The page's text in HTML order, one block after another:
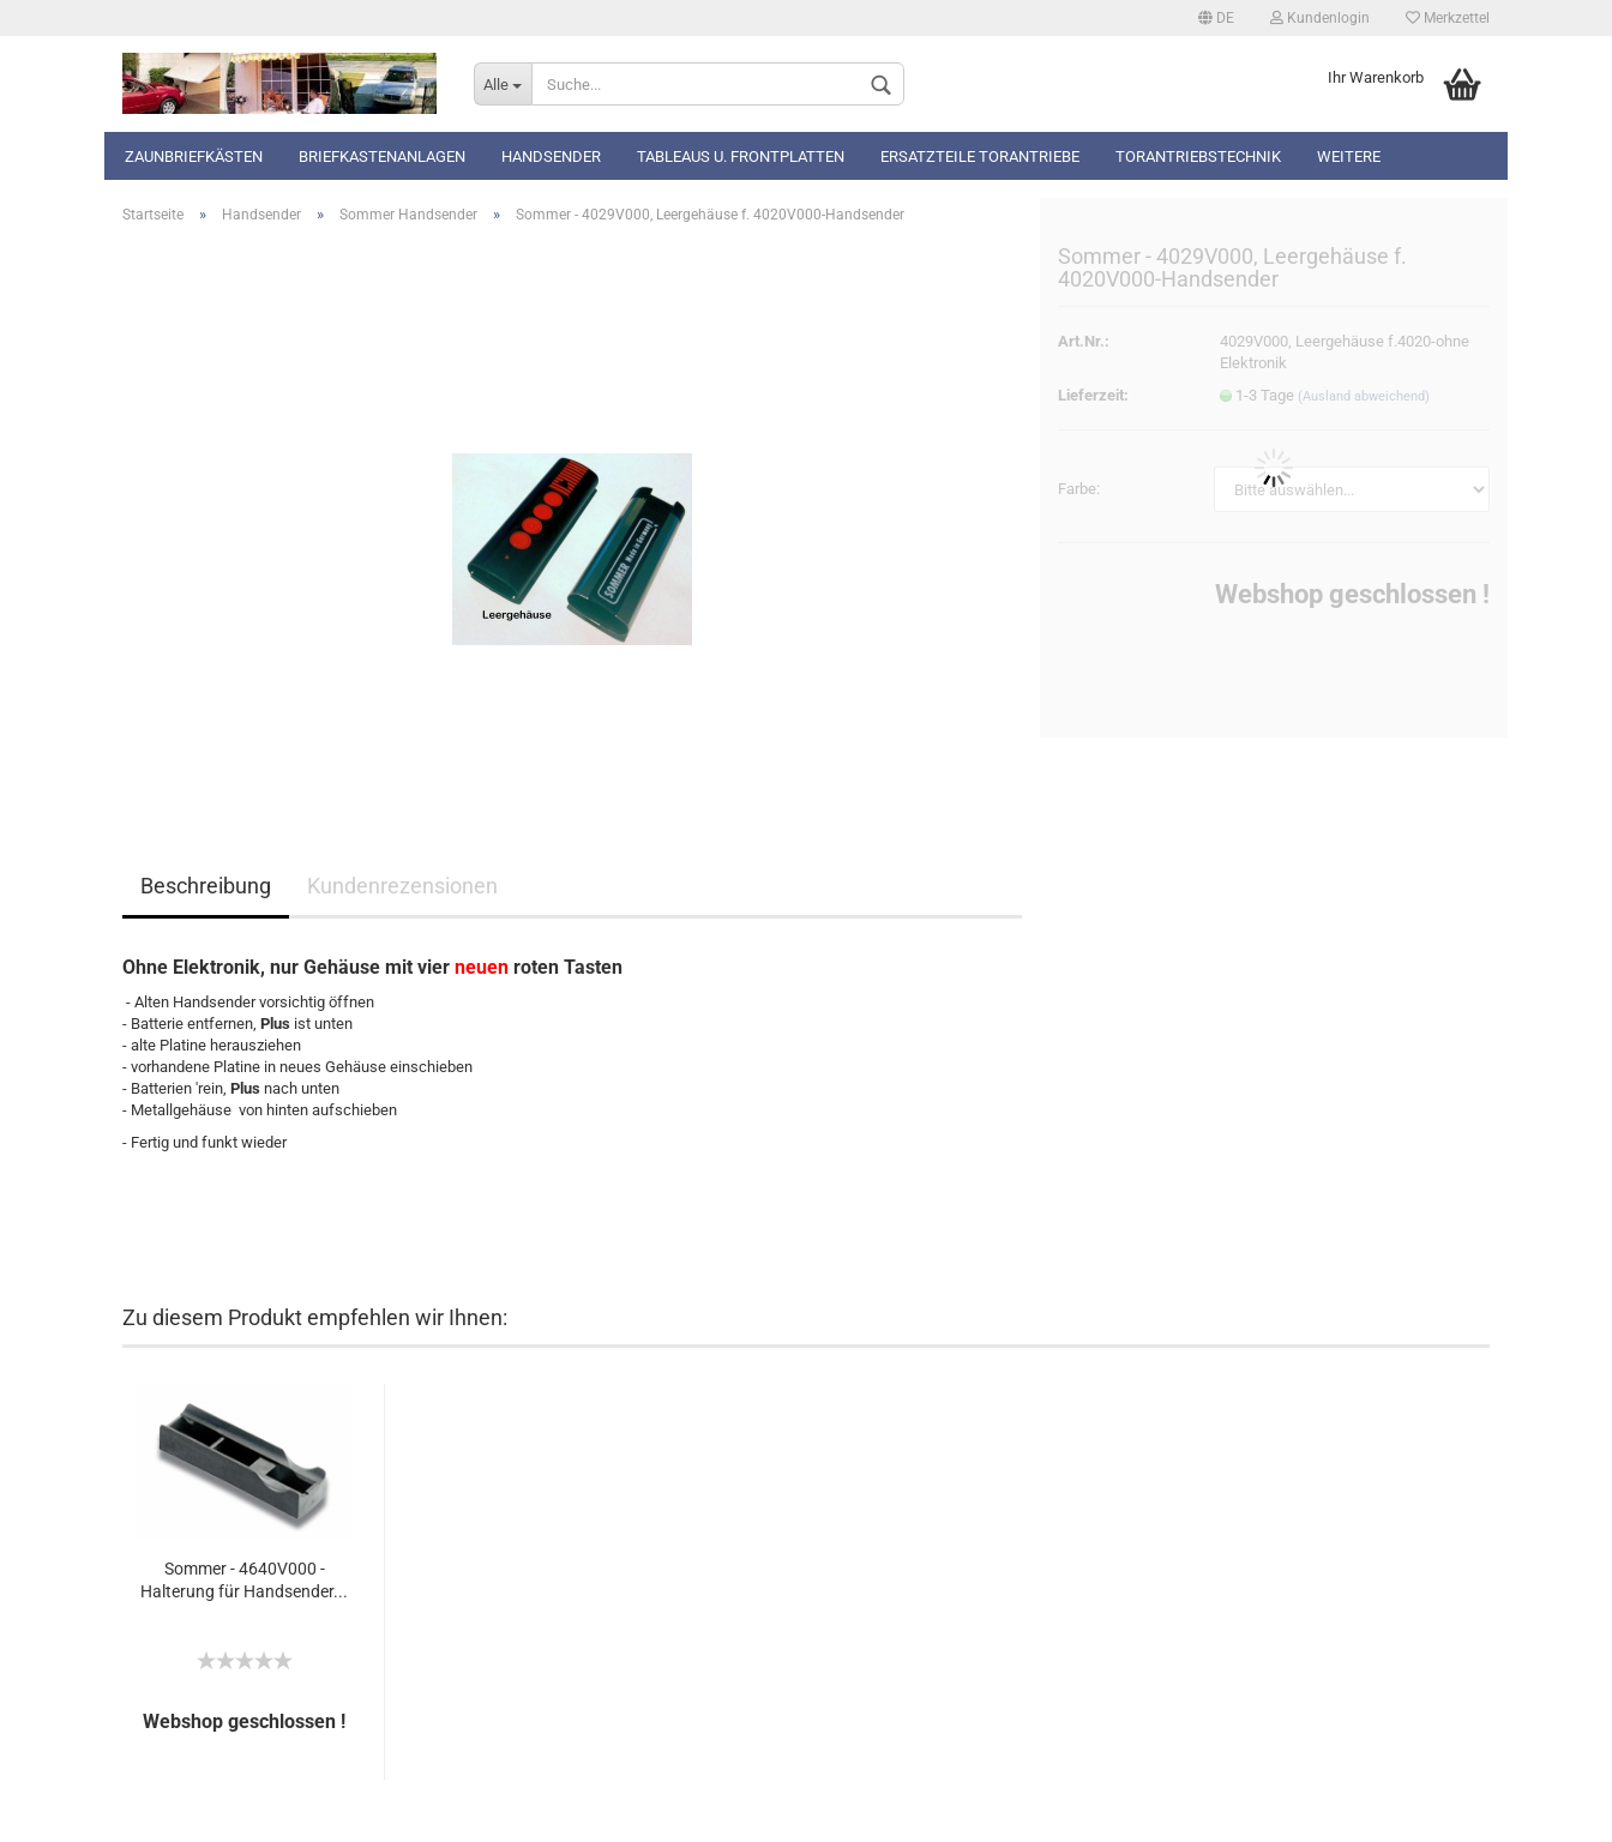
DE Kundenlogin
Konto erstellen
Merkzettel
Alle Ihr Warenkorb
ZAUNBRIEFKÄSTEN BRIEFKASTENANLAGEN HANDSENDER TABLEAUS U. FRONTPLATTEN ERSATZTEILE TORANTRIEBE TORANTRIEBSTECHNIK WEITERE
Startseite » Handsender » Sommer Handsender » Sommer - 4029V000, Leergehäuse f. 4020V000-Handsender
Sommer - 4029V000, Leergehäuse f.
4020V000-Handsender
Art.Nr.:
4029V000, Leergehäuse f.4020-ohne
Elektronik
Lieferzeit:
1-3 Tage (Ausland abweichend)
Farbe:
Webshop geschlossen !
Beschreibung Kundenrezensionen
Ohne Elektronik, nur Gehäuse mit vier neuen roten Tasten
- Alten Handsender vorsichtig öffnen
- Batterie entfernen, Plus ist unten
- alte Platine herausziehen
- vorhandene Platine in neues Gehäuse einschieben
- Batterien 'rein, Plus nach unten
- Metallgehäuse von hinten aufschieben
- Fertig und funkt wieder
Zu diesem Produkt empfehlen wir Ihnen:
Sommer - 4640V000 -
Halterung für Handsender...
Webshop geschlossen !